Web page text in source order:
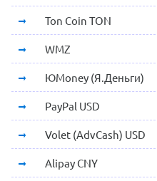
Ton Coin TON
WMZ
ЮMoney (Я.Деньги)
PayPal USD
Volet (AdvCash) USD
Alipay CNY